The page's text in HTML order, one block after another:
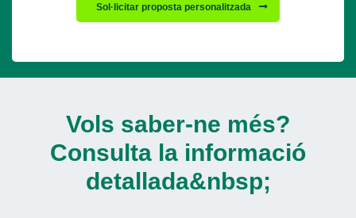
Sol·licitar proposta personalitzada
Vols saber-ne més?
Consulta la informació
detallada&nbsp;